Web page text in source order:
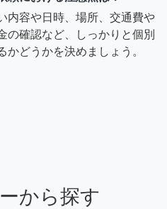
内容や日時、場所、交通費や
の確認など、しっかりと個別
どうかを決めましょう。
から探す